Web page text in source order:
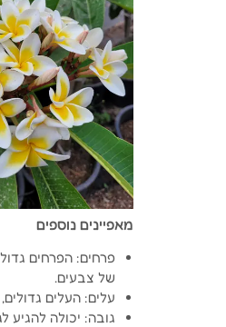
מאפיינים נוספים
פרחים: הפרחים
של צבעים.
עלים: העלים
גובה: יכולה להגיע לגובה